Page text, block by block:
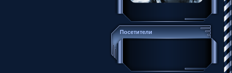
Посетители